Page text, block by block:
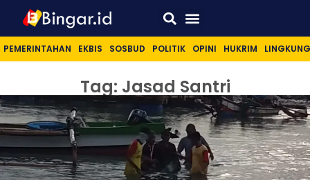
PEMERINTAHAN EKBIS SOSBUD POLITIK OPINI HUKRIM
Tag: Jasad Santri